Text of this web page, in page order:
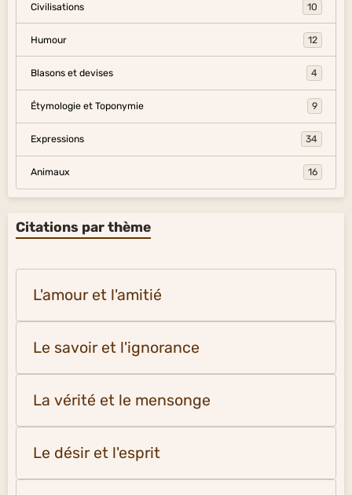
Civilisations 10
Humour 12
Blasons et devises 4
Étymologie et Toponymie 9
Expressions 34
Animaux 16
Citations par thème
L'amour et l'amitié
Le savoir et l'ignorance
La vérité et le mensonge
Le désir et l'esprit